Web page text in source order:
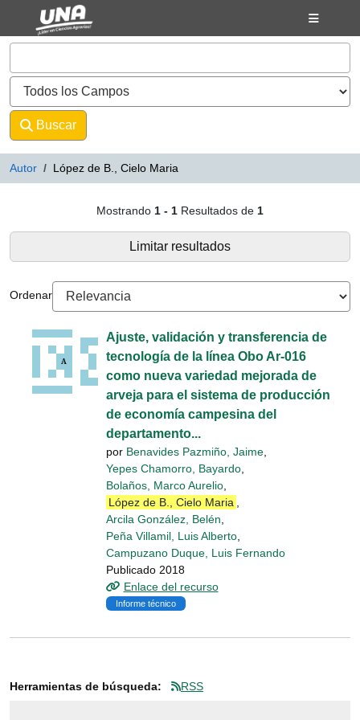
Mostrando1 - 1Resultados de
Saltar al contenido
VuFind
Buscar
Autor López de B., Cielo Maria
Mostrando 1 - 1 Resultados de 1
Limitar resultados
Ordenar
Ajuste, validación y transferencia de
tecnología de la línea Obo Ar-016
como nueva variedad mejorada de
arveja para el sistema de producción
de economía campesina del
departamento...
por Benavides Pazmiño, Jaime
Yepes Chamorro, Bayardo
Bolaños, Marco Aurelio
López de B., Cielo Maria
Arcila González, Belén
Peña Villamil, Luis Alberto
Campuzano Duque, Luis Fernando
Publicado 2018
Enlace del recurso
Informe técnico
Herramientas de búsqueda: RSS